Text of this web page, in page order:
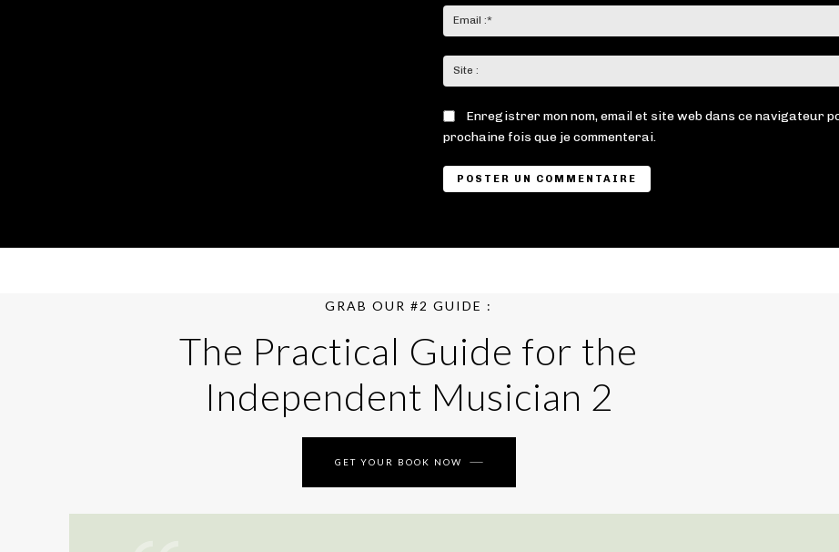
Enregistrer mon nom, email et site web dans ce navigateur
prochaine fois que je commenterai.
GRAB OUR #2 GUIDE :
The Practical Guide for the
Independent Musician 2
GET YOUR BOOK NOW